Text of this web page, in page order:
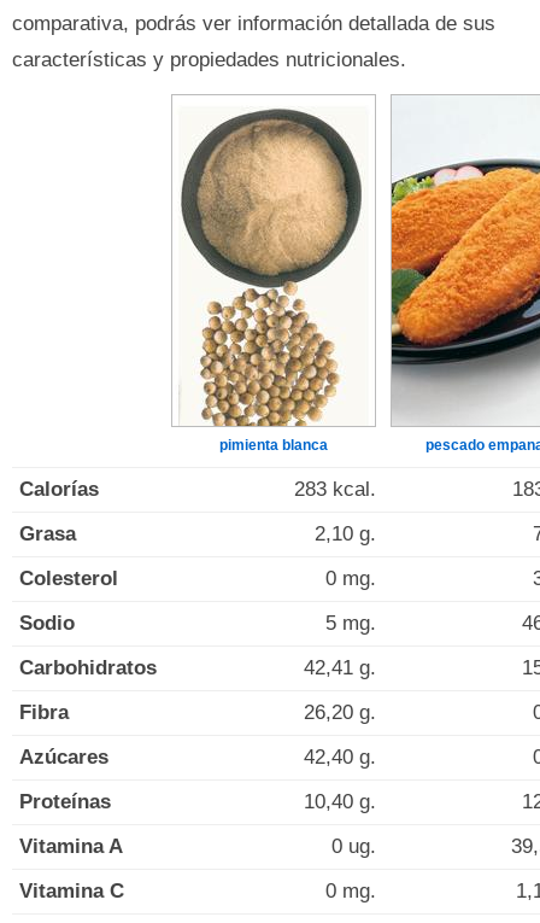
comparativa, podrás ver información detallada de sus
características y propiedades nutricionales.
pimienta blanca pescado
Calorías 283 kcal.
Grasa
2,10 g.
Colesterol
0 mg.
Sodio
5 mg.
Carbohidratos
42,41 g.
Fibra
26,20 g.
Azúcares
42,40 g.
Proteínas
10,40 g.
Vitamina A
0 ug.
Vitamina C
0 mg.